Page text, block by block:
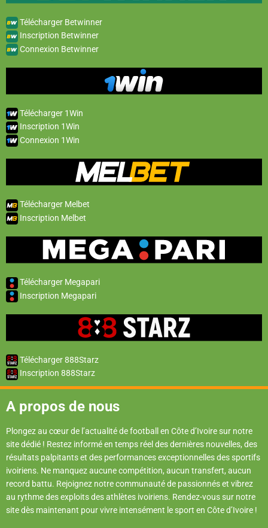
Télécharger Betwinner
Inscription Betwinner
Connexion Betwinner
Télécharger 1Win
Inscription 1Win
Connexion 1Win
Télécharger Melbet
Inscription Melbet
Télécharger Megapari
Inscription Megapari
Télécharger 888Starz
Inscription 888Starz
A propos de nous
Plongez au cœur de l’actualité de football en Côte d’Ivoire sur notre
site dédié ! Restez informé en temps réel des dernières nouvelles, des
résultats palpitants et des performances exceptionnelles des sportifs
ivoiriens. Ne manquez aucune compétition, aucun transfert, aucun
record battu. Rejoignez notre communauté de passionnés et vibrez
au rythme des exploits des athlètes ivoiriens. Rendez-vous sur notre
site dès maintenant pour vivre intensément le sport en Côte d’Ivoire !